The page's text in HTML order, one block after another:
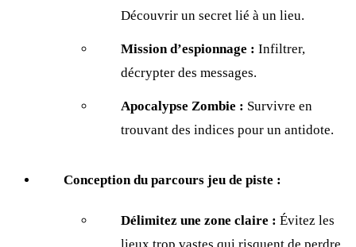
Découvrir un secret lié à un lieu.
Mission d’espionnage : Infiltrer,
décrypter des messages.
Apocalypse Zombie : Survivre en
trouvant des indices pour un antidote.
Conception du parcours jeu de piste :
Délimitez une zone claire : Évitez les